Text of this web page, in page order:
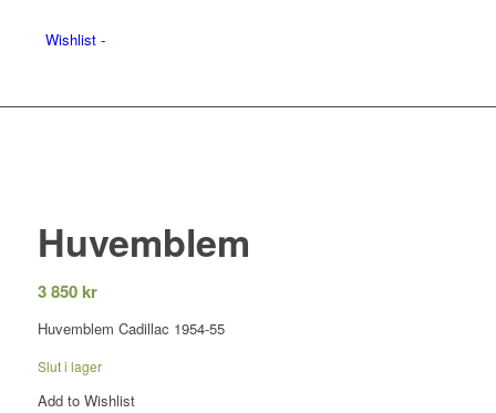
Wishlist -
Huvemblem
3 850 kr
Huvemblem Cadillac 1954-55
Slut i lager
Add to Wishlist